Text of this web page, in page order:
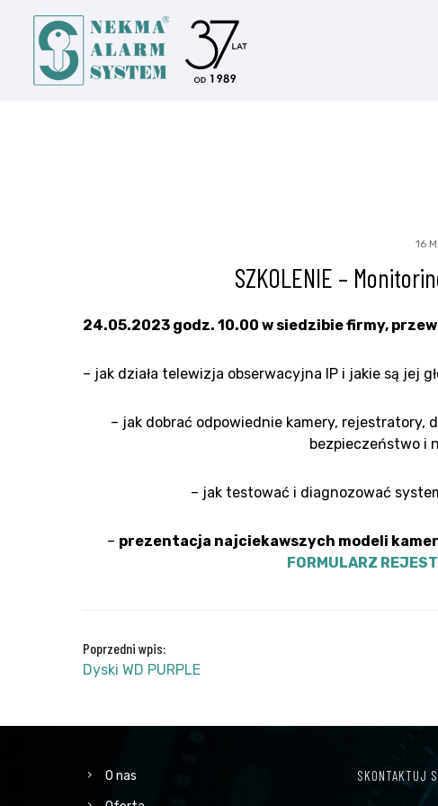
16
SZKOLENIE –
24.05.2023 godz. 10.00 w siedzibie firmy,
– jak działa telewizja obserwacyjna IP i jakie są jej
– jak dobrać odpowiednie kamery, rejestratory,
bezpieczeństwo i
– jak testować i diagnozować
– prezentacja najciekawszych modeli
FORMULARZ
Poprzedni wpis:
Dyski WD PURPLE
O nas
SKONTAKTUJ